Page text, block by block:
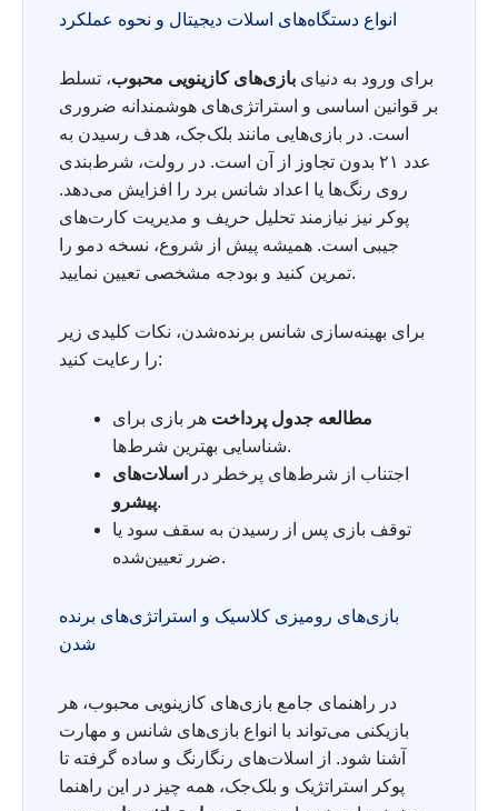
انواع دستگاه‌های اسلات دیجیتال و نحوه عملکرد
برای ورود به دنیای بازی‌های کازینویی محبوب، تسلط
بر قوانین اساسی و استراتژی‌های هوشمندانه ضروری
است. در بازی‌هایی مانند بلک‌جک، هدف رسیدن به
عدد ۲۱ بدون تجاوز از آن است. در رولت، شرط‌بندی
روی رنگ‌ها یا اعداد شانس برد را افزایش می‌دهد.
پوکر نیز نیازمند تحلیل حریف و مدیریت کارت‌های
جیبی است. همیشه پیش از شروع، نسخه دمو را
تمرین کنید و بودجه مشخصی تعیین نمایید.
برای بهینه‌سازی شانس برنده‌شدن، نکات کلیدی زیر
را رعایت کنید:
مطالعه جدول پرداخت هر بازی برای
شناسایی بهترین شرط‌ها.
اجتناب از شرط‌های پرخطر در
اسلات‌های
پیشرو.
توقف بازی پس از رسیدن به سقف سود یا
ضرر تعیین‌شده.
بازی‌های رومیزی کلاسیک و استراتژی‌های برنده
شدن
در راهنمای جامع بازی‌های کازینویی محبوب، هر
بازیکنی می‌تواند با انواع بازی‌های شانس و مهارت
آشنا شود. از اسلات‌های رنگارنگ و ساده گرفته تا
پوکر استراتژیک و بلک‌جک، همه چیز در این راهنما